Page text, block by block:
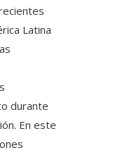
Latina
durante
En este